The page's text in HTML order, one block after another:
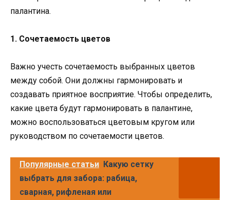
палантина.
1. Сочетаемость цветов
Важно учесть сочетаемость выбранных цветов
между собой. Они должны гармонировать и
создавать приятное восприятие. Чтобы определить,
какие цвета будут гармонировать в палантине,
можно воспользоваться цветовым кругом или
руководством по сочетаемости цветов.
Популярные статьи Какую сетку
выбрать для забора: рабица,
сварная, рифленая или